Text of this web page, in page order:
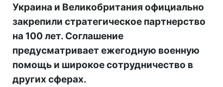
Украина и Великобритания официально
закрепили стратегическое партнерство
на 100 лет. Соглашение
предусматривает ежегодную военную
помощь и широкое сотрудничество в
других сферах.